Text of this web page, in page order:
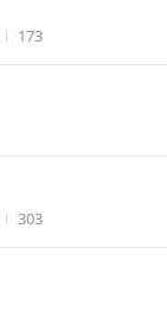
조회수
173
조회수
303